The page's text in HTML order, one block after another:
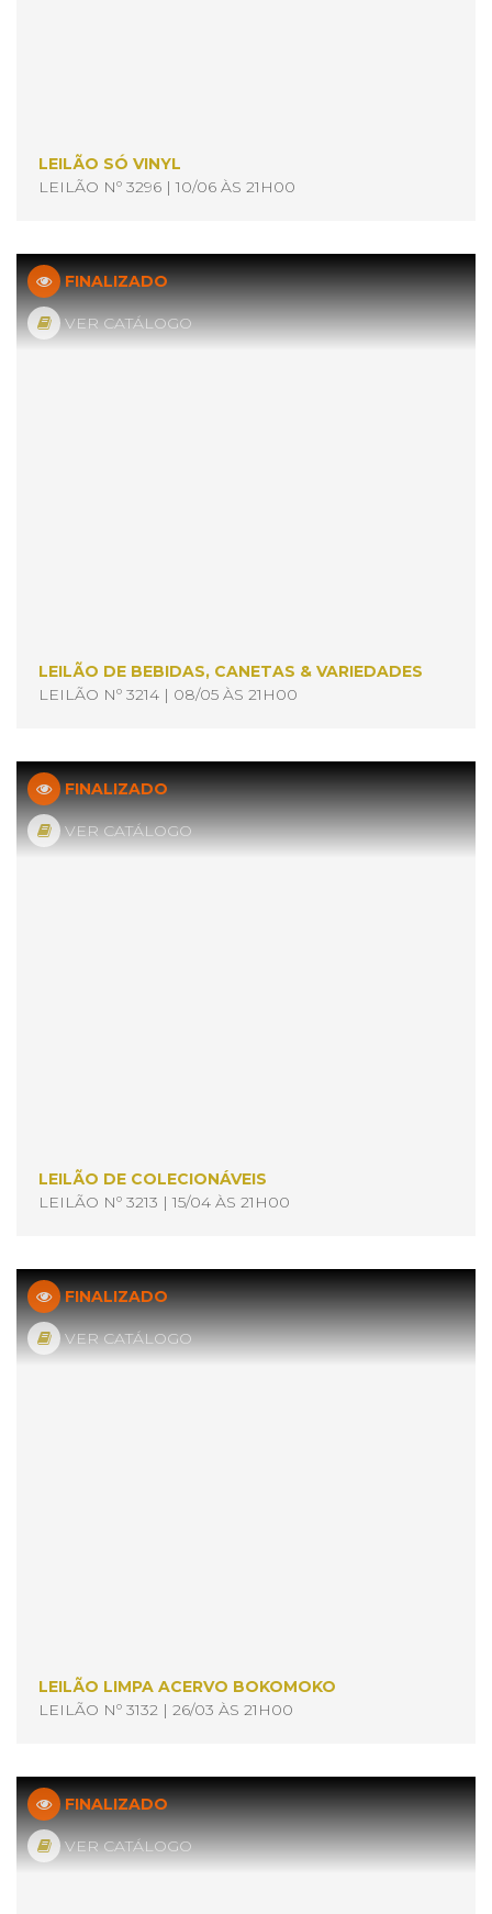
LEILÃO SÓ VINYL
LEILÃO Nº 3296 | 10/06 ÀS 21H00
LEILÃO DE BEBIDAS, CANETAS & VARIEDADES
LEILÃO Nº 3214 | 08/05 ÀS 21H00
FINALIZADO
VER CATÁLOGO
LEILÃO DE COLECIONÁVEIS
LEILÃO Nº 3213 | 15/04 ÀS 21H00
FINALIZADO
VER CATÁLOGO
LEILÃO LIMPA ACERVO BOKOMOKO
LEILÃO Nº 3132 | 26/03 ÀS 21H00
FINALIZADO
VER CATÁLOGO
FINALIZADO
VER CATÁLOGO